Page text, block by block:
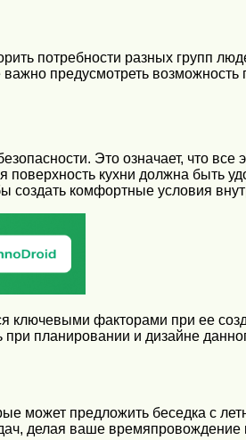
потребности разных групп
предусмотреть
Это означает, что
кухни должна быть
создать комфортные условия
ключевыми факторами при ее
планировании и дизайне
может предложить беседка с
делая ваше